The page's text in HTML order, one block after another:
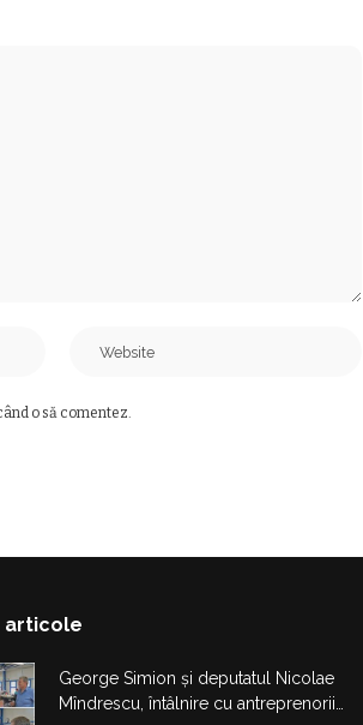
o să comentez.
articole
George Simion și deputatul Nicolae
Mîndrescu, întâlnire cu antreprenorii